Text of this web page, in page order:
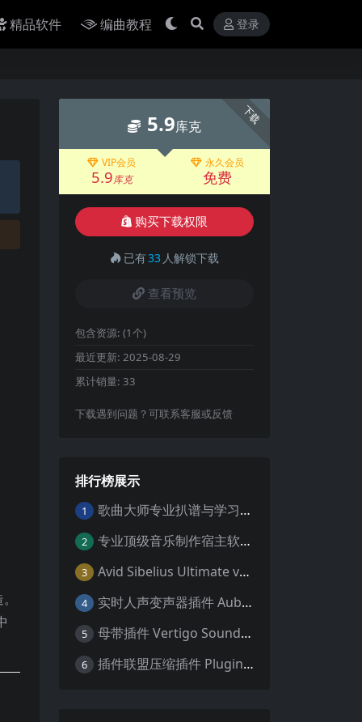
精品软件 编曲教程 登录
下载
5.9库克
VIP会员
5.9库克
永久会员
免费
购买下载权限
已有33 人解锁下载
查看预览
包含资源: (1个)
最近更新: 2025-08-29
累计销量: 33
下载遇到问题？可联系客服或反馈
排行榜展示
1 歌曲大师专业扒谱与学习工具Aurally Sound Song Master PRO v2.7.04 WiN
2 专业顶级音乐制作宿主软件 Steinberg Cubase Pro 14 v14.0.32 VR/R2R 原厂音源内含安装教程 [WiN MAC]（80GB+）
3 Avid Sibelius Ultimate v2025.4 Trial Reset Win 无限试用版 乐谱软件 西贝柳斯 MAC含音色库25G
4 实时人声变声器插件 Auburn Sounds Graillon v3.1.1 macOS
5 母带插件 Vertigo Sound VSE-2 v1.5.77 macOS [HCiSO]
6 插件联盟压缩插件 Plugin Alliance Kiive Xtressor v1.0.1 WIN MAC